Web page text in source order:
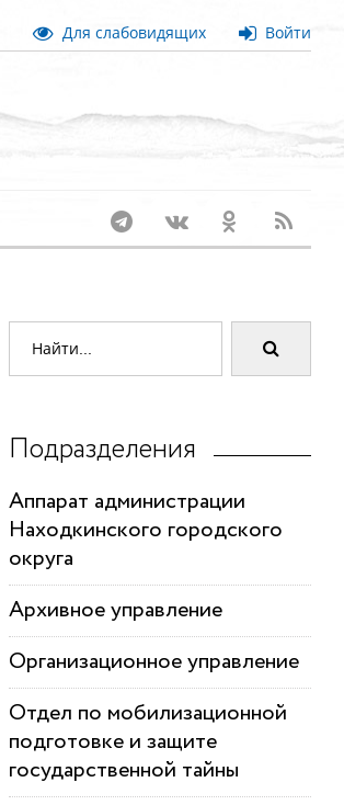
Для слабовидящих Войти
Подразделения
Аппарат администрации
Находкинского городского
округа
Архивное управление
Организационное управление
Отдел по мобилизационной
подготовке и защите
государственной тайны